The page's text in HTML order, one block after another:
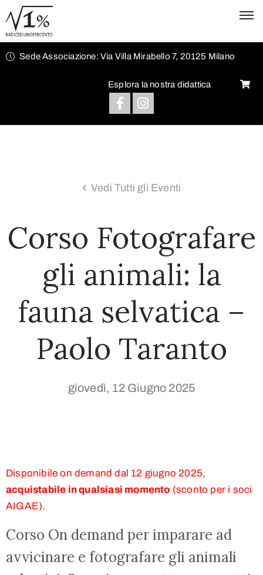
Sede Associazione: Via Villa Mirabello 7, 20125 Milano
Esplora la nostra didattica
Vedi Tutti gli Eventi
Corso Fotografare
gli animali: la
fauna selvatica –
Paolo Taranto
giovedì, 12 Giugno 2025
Disponibile on demand dal 12 giugno 2025,
acquistabile in qualsiasi momento (sconto per i soci
AIGAE).
Corso On demand per imparare ad
avvicinare e fotografare gli animali